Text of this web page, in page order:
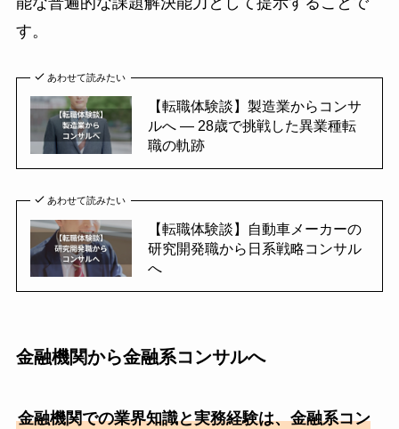
す。
あわせて読みたい
【転職体験談】製造業からコンサ
ルへ ― 28歳で挑戦した異業種転
職の軌跡
あわせて読みたい
【転職体験談】自動車メーカーの
研究開発職から日系戦略コンサル
へ
金融機関から金融系コンサルへ
金融機関での業界知識と実務経験は、金融系コン